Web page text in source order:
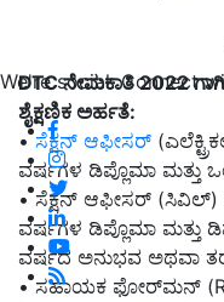
We're social. Connect
DTC ನೇಮಕಾತಿ 2022
ಶೈಕ್ಷಣಿಕ ಅರ್ಹತೆ:
•ಸೆಕ್ಷನ್ ಆಫೀಸರ್
ವರ್ಷಗಳ ಡಿಪ್ಲೊಮಾ ಮತ್ತು
• ಸೆಕ್ಷನ್ ಆಫೀಸರ್
ವರ್ಷಗಳ ಡಿಪ್ಲೊಮಾ ಮತ್ತು
ವರ್ಷದ ಅನುಭವ ಅಥವಾ
• ಸಹಾಯಕ ಫೋರ್‌ಮನ್